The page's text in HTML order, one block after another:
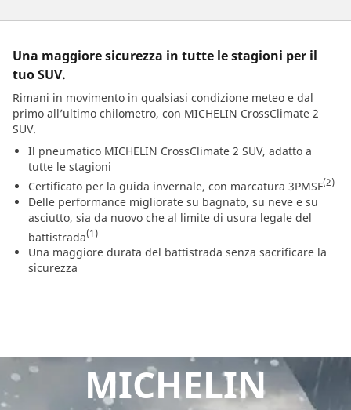
Una maggiore sicurezza in tutte le stagioni per il
tuo SUV.
Rimani in movimento in qualsiasi condizione meteo e dal
primo all’ultimo chilometro, con MICHELIN CrossClimate 2
SUV.
Il pneumatico MICHELIN CrossClimate 2 SUV, adatto a
tutte le stagioni
Certificato per la guida invernale, con marcatura 3PMSF(2)
Delle performance migliorate su bagnato, su neve e su
asciutto, sia da nuovo che al limite di usura legale del
battistrada(1)
Una maggiore durata del battistrada senza sacrificare la
sicurezza
MICHELIN